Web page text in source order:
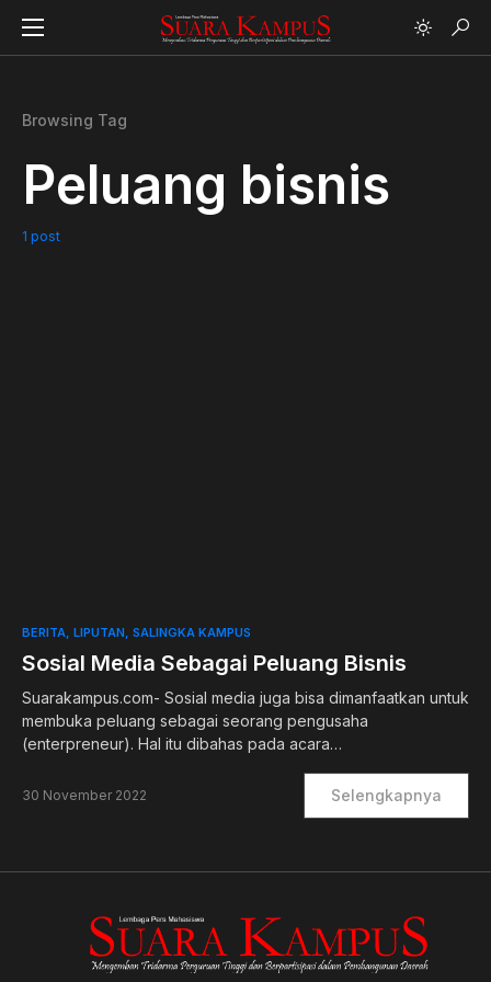
Browsing Tag
Peluang bisnis
1 post
BERITA LIPUTAN SALINGKA KAMPUS
Sosial Media Sebagai Peluang Bisnis
Suarakampus.com- Sosial media juga bisa dimanfaatkan untuk
membuka peluang sebagai seorang pengusaha
(enterpreneur). Hal itu dibahas pada acara…
30 November 2022 Selengkapnya